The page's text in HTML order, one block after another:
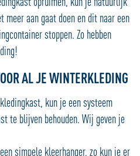
aan gaat doen en dit naar een
stoppen. Zo hebben
AL JE WINTERKLEDING
kun je een systeem
te blijven behouden. Wij geven je
simpele kleerhanger, zo kun je er